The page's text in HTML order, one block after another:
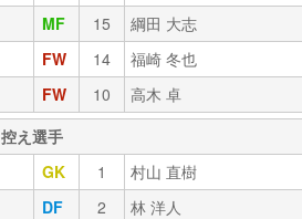
MF 15
綱田 大志
FW 14
福崎 冬也
FW 10
高木 卓
控え選手
GK 1
村山 直樹
DF 2
林 洋人